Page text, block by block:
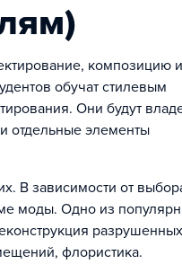
композицию и
обучат стилевым
Они будут
отдельные элементы
В зависимости от
моды. Одно из
разрушенных
флористика.